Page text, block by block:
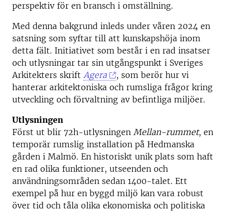
perspektiv för en bransch i omställning.
Med denna bakgrund inleds under våren 2024 en
satsning som syftar till att kunskapshöja inom
detta fält. Initiativet som består i en rad insatser
och utlysningar tar sin utgångspunkt i Sveriges
Arkitekters skrift Agera
, som berör hur vi
hanterar arkitektoniska och rumsliga frågor kring
utveckling och förvaltning av befintliga miljöer.
Utlysningen
Först ut blir 72h-utlysningen Mellan-rummet, en
temporär rumslig installation på Hedmanska
gården i Malmö. En historiskt unik plats som haft
en rad olika funktioner, utseenden och
användningsområden sedan 1400-talet. Ett
exempel på hur en byggd miljö kan vara robust
över tid och tåla olika ekonomiska och politiska